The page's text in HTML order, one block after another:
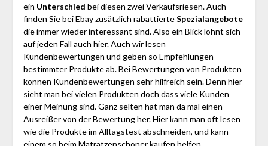
ein Unterschied bei diesen zwei Verkaufsriesen. Auch
finden Sie bei Ebay zusätzlich rabattierteSpezialangebote
die immer wieder interessant sind. Also ein Blick lohnt sich
auf jeden Fall auch hier. Auch wir lesen
Kundenbewertungen und geben so Empfehlungen
bestimmter Produkte ab. Bei Bewertungen von Produkten
können Kundenbewertungen sehr hilfreich sein. Denn hier
sieht man bei vielen Produkten doch dass viele Kunden
einer Meinung sind. Ganz selten hat man da mal einen
Ausreißer von der Bewertung her. Hier kann man oft lesen
wie die Produkte im Alltagstest abschneiden, und kann